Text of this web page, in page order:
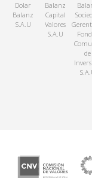
Dolar
Balanz
S.A.U
Balanz
Capital
Valores
S.A.U
de